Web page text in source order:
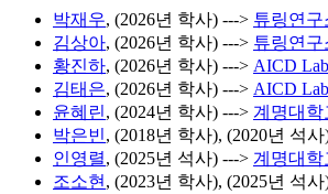
박재우, (2026년 학사) ---> 튜링연구
김상아, (2026년 학사) ---> 튜링연구
황진하, (2026년 학사) ---> AICD
김태은, (2026년 학사) ---> AICD
윤혜린, (2024년 학사) ---> 계명대학
박은빈, (2018년 학사), (2020년 석
인영렬, (2025년 석사) ---> 계명대학
조소현, (2023년 학사), (2025년 석